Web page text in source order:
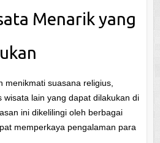
Menarik yang
menikmati suasana religius,
wisata lain yang dapat dilakukan di
ini dikelilingi oleh berbagai
memperkaya pengalaman para